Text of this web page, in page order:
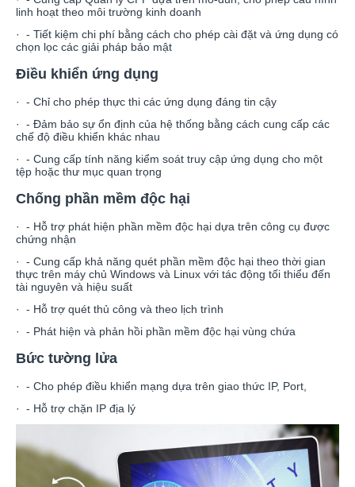
linh hoạt theo môi trường kinh doanh
· - Tiết kiệm chi phí bằng cách cho phép cài đặt và ứng dụng có
chọn lọc các giải pháp bảo mật
Điều khiển ứng dụng
· - Chỉ cho phép thực thi các ứng dụng đáng tin cậy
· - Đảm bảo sự ổn định của hệ thống bằng cách cung cấp các
chế độ điều khiển khác nhau
· - Cung cấp tính năng kiểm soát truy cập ứng dụng cho một
tệp hoặc thư mục quan trọng
Chống phần mềm độc hại
· - Hỗ trợ phát hiện phần mềm độc hại dựa trên công cụ được
chứng nhận
· - Cung cấp khả năng quét phần mềm độc hại theo thời gian
thực trên máy chủ Windows và Linux với tác động tối thiểu đến
tài nguyên và hiệu suất
· - Hỗ trợ quét thủ công và theo lịch trình
· - Phát hiện và phản hồi phần mềm độc hại vùng chứa
Bức tường lửa
· - Cho phép điều khiển mạng dựa trên giao thức IP, Port,
· - Hỗ trợ chặn IP địa lý